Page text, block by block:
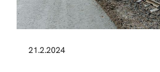
21.2.2024